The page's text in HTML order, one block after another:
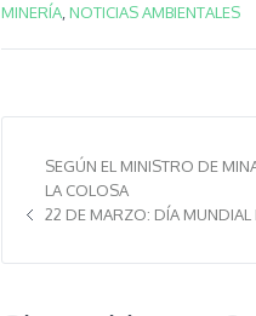
MINERÍA NOTICIAS AMBIENTALES
SEGÚN EL MINISTRO DE
LA COLOSA
22 DE MARZO: DÍA MUNDIAL